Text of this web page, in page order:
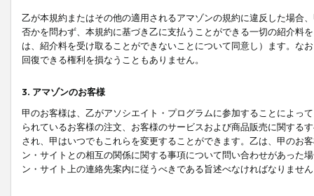
乙が本規約またはその他の適用されるアマゾンの規約に違反した場合
否かを問わず、本規約に基づき乙に支払うことができる一切の紹介料
は、紹介料を受け取ることができないことについて同意し）ます。な
回復できる権利を損なうこともありません。
3. アマゾンのお客様
甲のお客様は、乙がアソシエイト・プログラムに参加することによっ
られているお客様の注文、お客様のサービスおよび商品販売に関する
され、甲はいつでもこれらを変更することができます。乙は、甲のお
ン・サイトとの相互の関係に関する事項について問い合わせがあった
ン・サイト上の連絡先案内に従うべきである旨述べなければなりませ